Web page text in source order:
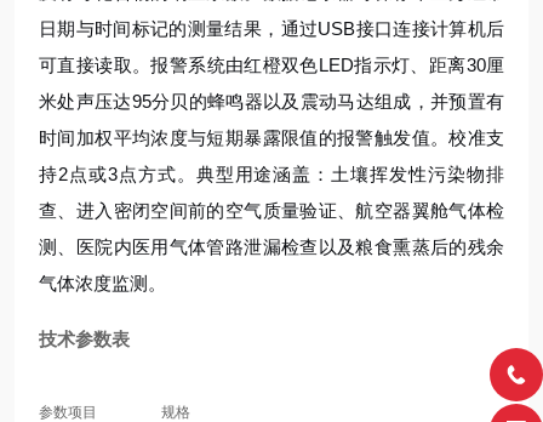
日期与时间标记的测量结果，通过USB接口连接计算机后
可直接读取。报警系统由红橙双色LED指示灯、距离30厘
米处声压达95分贝的蜂鸣器以及震动马达组成，并预置有
时间加权平均浓度与短期暴露限值的报警触发值。校准支
持2点或3点方式。典型用途涵盖：土壤挥发性污染物排
查、进入密闭空间前的空气质量验证、航空器翼舱气体检
测、医院内医用气体管路泄漏检查以及粮食熏蒸后的残余
气体浓度监测。
技术参数表
参数项目 规格